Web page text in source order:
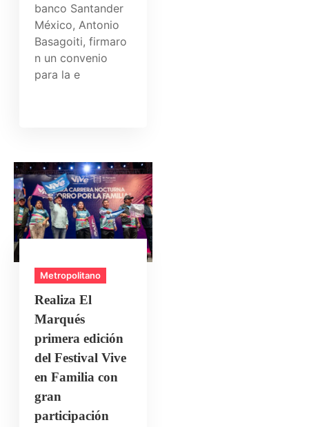
banco Santander
México, Antonio
Basagoiti, firmaro
n un convenio
para la e
Metropolitano
Realiza El
Marqués
primera edición
del Festival Vive
en Familia con
gran
participación